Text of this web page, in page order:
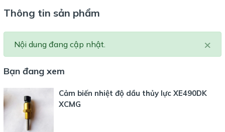
Thông tin sản phẩm
×
Nội dung đang cập nhật.
Bạn đang xem
Cảm biến nhiệt độ dầu thủy lực XE490DK
XCMG